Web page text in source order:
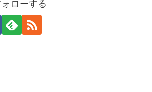
ローする